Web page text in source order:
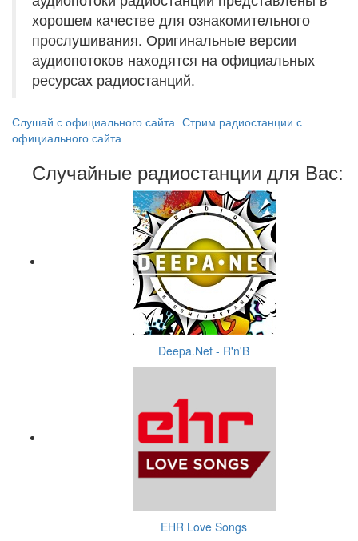
хорошем качестве для ознакомительного
прослушивания. Оригинальные версии
аудиопотоков находятся на официальных
ресурсах радиостанций.
Слушай с официального сайта Стрим радиостанции с
официального сайта
Случайные радиостанции для Вас:
Deepa.Net - R'n'B
EHR Love Songs